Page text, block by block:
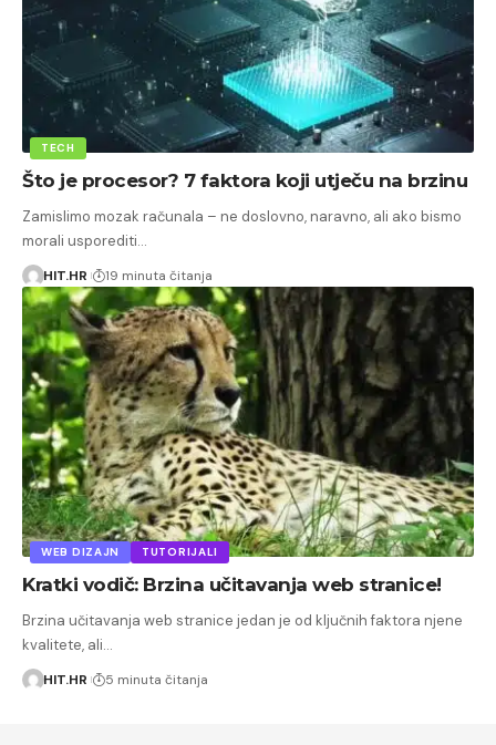
TECH
Što je procesor? 7 faktora koji utječu na brzinu
Zamislimo mozak računala – ne doslovno, naravno, ali ako bismo
morali usporediti…
HIT.HR 19 minuta čitanja
WEB DIZAJN TUTORIJALI
Kratki vodič: Brzina učitavanja web stranice!
Brzina učitavanja web stranice jedan je od ključnih faktora njene
kvalitete, ali…
HIT.HR 5 minuta čitanja